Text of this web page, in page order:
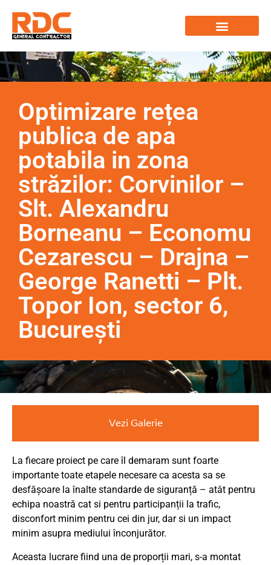
Optimizare rețea
publica de apa
potabila in zona
străzilor: Corvinilor –
Slt. Alexandru
Borneanu – Economu
Cezarescu – Drajna –
George Ranetti – Plt.
Topor Ion, sector 6,
București
Vezi Galerie
La fiecare proiect pe care îl demaram sunt foarte
importante toate etapele necesare ca acesta sa se
desfășoare la înalte standarde de siguranță – atât pentru
echipa noastră cat si pentru participanții la trafic,
disconfort minim pentru cei din jur, dar si un impact
minim asupra mediului înconjurător.
Aceasta lucrare fiind una de proporții mari, s-a montat